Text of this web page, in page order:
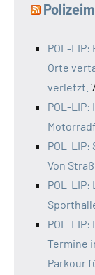
POL-
Orte
verletzt.
POL-LIP:
POL-
Von
POL-LIP:
POL-
Termine
Parkour